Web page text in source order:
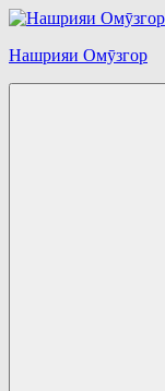
Перейти
содержимому
Нашрияи Омӯзгор